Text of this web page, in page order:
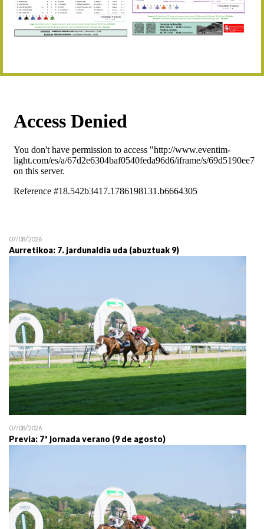
Abuztaren 12a / 12 de
15/08 17:05 Abuztuaren 15a / 15 de
30/08 17:30 Abuztuaren 30a / 30 de
06/09 17:30
13/09 17:30 Irailaren 13a / 13 de
30/09 11:30
11/06 11:30 Ekainaren 11a / 11 de
19/07 11:30 Uztailaren 19a / 19 de
07/08/2026
Aurretikoa: 7. jardunaldia uda (abuztuak 9)
07/08/2026
Previa: 7ª jornada verano (9 de agosto)